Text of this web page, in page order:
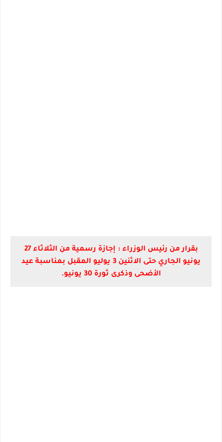
بقرار من رئيس الوزراء :
إجازة رسمية من الثلاثاء 27
يونيو الجاري حتى الاثنين 3 يوليو المقبل بمناسبة عيد
الأضحى وذكرى ثورة 30 يونيو.